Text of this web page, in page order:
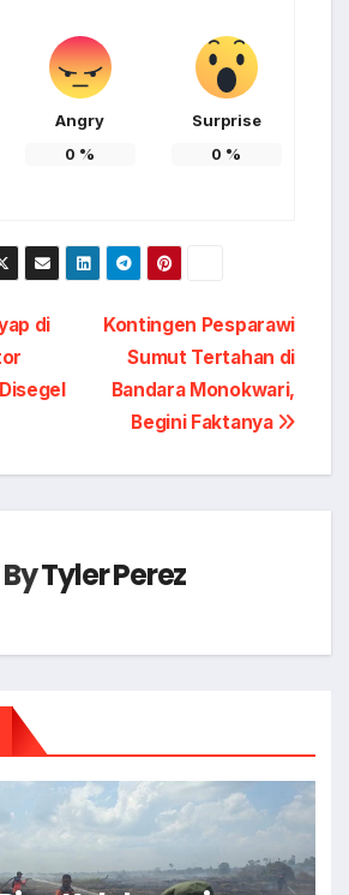
Angry
0 %
Surprise
0 %
Kontingen Pesparawi
Sumut Tertahan di
Bandara Monokwari,
Begini Faktanya
di
ByTyler Perez